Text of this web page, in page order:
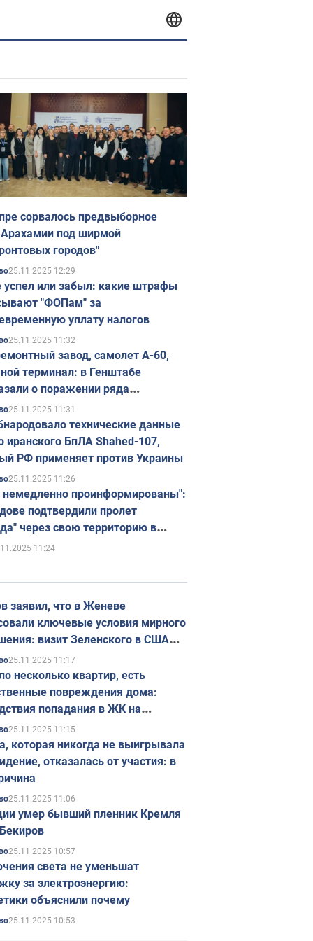
сорвалось предвыборное
Арахамии под ширмой
городов"
25.11.2025 12:29
успел или забыл: какие штрафы
"ФОПам" за
уплату налогов
25.11.2025 11:32
завод, самолет А-60,
терминал: в Генштабе
о поражении ряда
объектов России
25.11.2025 11:31
технические данные
иранского БпЛА Shahed-107,
РФ применяет против Украины
25.11.2025 11:26
проинформированы":
подтвердили пролет
через свою территорию в
11:24
заявил, что в Женеве
ключевые условия мирного
визит Зеленского в США
в ноябре
25.11.2025 11:17
несколько квартир, есть
повреждения дома:
попадания в ЖК на
в Киеве. Фото
25.11.2025 11:15
которая никогда не выигрывала
отказалась от участия: в
25.11.2025 11:06
умер бывший пленник Кремля
25.11.2025 10:57
света не уменьшат
за электроэнергию:
объяснили почему
25.11.2025 10:53